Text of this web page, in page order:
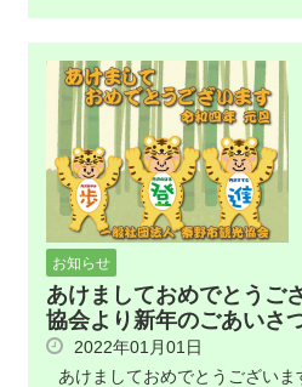
お知らせ
あけましておめでとうご
協会より新年のごあいさ
2022年01月01日
あけましておめでとうござい